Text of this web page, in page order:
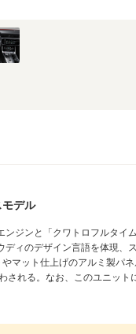
、FMC時のフロント。写真
モデル
ジンと「クワトロフルタ
ィのデザイン言語を体現
マット仕上げのアルミ製パ
される。なお、このユニッ